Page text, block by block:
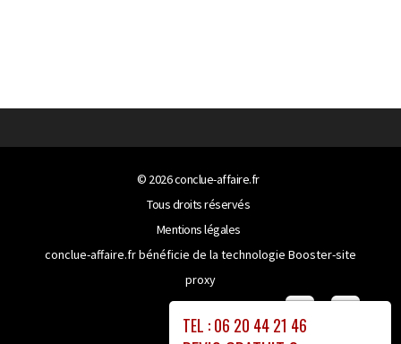
TEL : 06 20 44 21 46
© 2026conclue-affaire.fr
Tous droits réservés
Mentions légales
conclue-affaire.fr bénéficie de la technologie Booster-site
proxy